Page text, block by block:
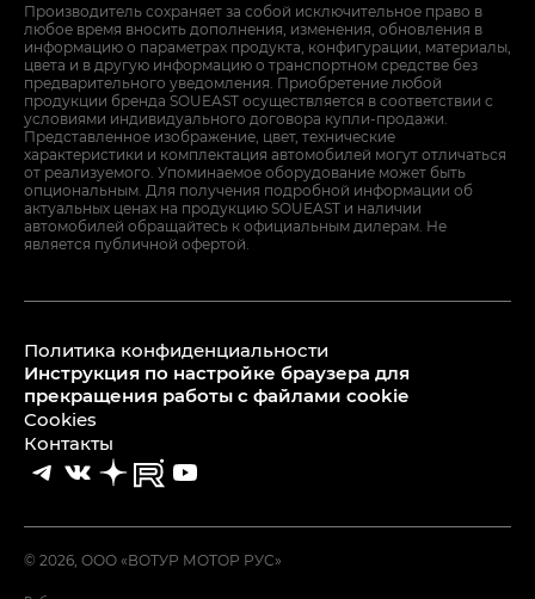
Производитель сохраняет за собой исключительное право в
любое время вносить дополнения, изменения, обновления в
информацию о параметрах продукта, конфигурации, материалы,
цвета и в другую информацию о транспортном средстве без
предварительного уведомления. Приобретение любой
продукции бренда SOUEAST осуществляется в соответствии с
условиями индивидуального договора купли-продажи.
Представленное изображение, цвет, технические
характеристики и комплектация автомобилей могут отличаться
от реализуемого. Упоминаемое оборудование может быть
опциональным. Для получения подробной информации об
актуальных ценах на продукцию SOUEAST и наличии
автомобилей обращайтесь к официальным дилерам. Не
является публичной офертой.
© 2026, ООО «ВОТУР МОТОР РУС»
Политика конфиденциальности
Инструкция по настройке браузера для
прекращения работы с файлами cookie
Cookies
Контакты